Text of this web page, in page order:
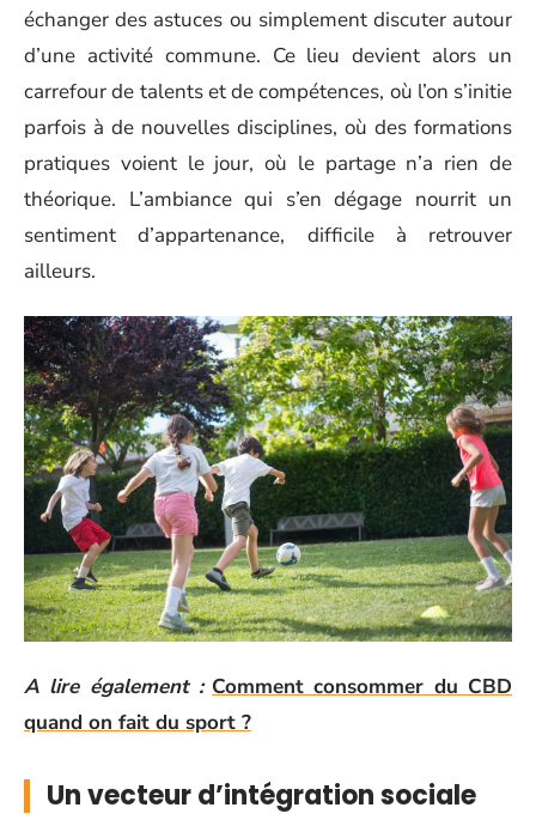
échanger des astuces ou simplement discuter autour
d’une activité commune. Ce lieu devient alors un
carrefour de talents et de compétences, où l’on s’initie
parfois à de nouvelles disciplines, où des formations
pratiques voient le jour, où le partage n’a rien de
théorique. L’ambiance qui s’en dégage nourrit un
sentiment d’appartenance, difficile à retrouver
ailleurs.
A lire également : Comment consommer du CBD
quand on fait du sport ?
Un vecteur d’intégration sociale